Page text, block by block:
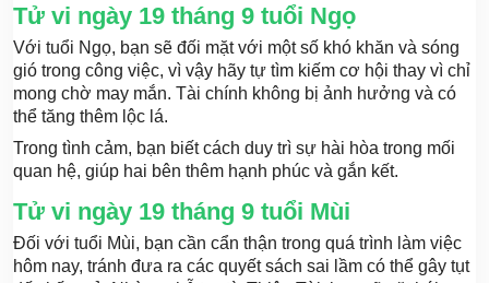
Tử vi ngày 19 tháng 9 tuổi Ngọ
Với tuổi Ngọ, bạn sẽ đối mặt với một số khó khăn và sóng
gió trong công việc, vì vậy hãy tự tìm kiếm cơ hội thay vì chỉ
mong chờ may mắn. Tài chính không bị ảnh hưởng và có
thể tăng thêm lộc lá.
Trong tình cảm, bạn biết cách duy trì sự hài hòa trong mối
quan hệ, giúp hai bên thêm hạnh phúc và gắn kết.
Tử vi ngày 19 tháng 9 tuổi Mùi
Đối với tuổi Mùi, bạn cần cẩn thận trong quá trình làm việc
hôm nay, tránh đưa ra các quyết sách sai lầm có thể gây tụt